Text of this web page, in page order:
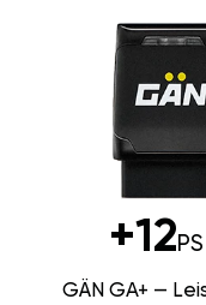
+12PS
GÄN GA+ —